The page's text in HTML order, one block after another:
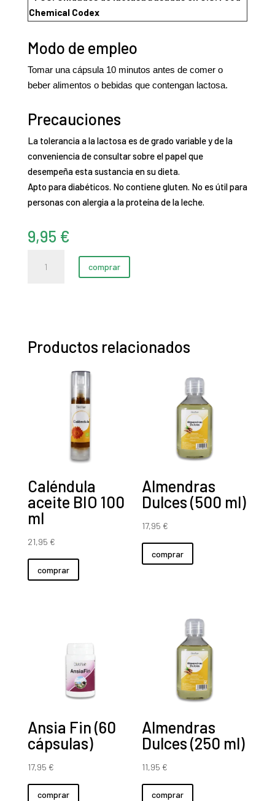
Chemical Codex
Modo de empleo
Tomar una cápsula 10 minutos antes de comer o
beber alimentos o bebidas que contengan lactosa.
Precauciones
La tolerancia a la lactosa es de grado variable y de la
conveniencia de consultar sobre el papel que
desempeña esta sustancia en su dieta.
Apto para diabéticos. No contiene gluten. No es útil para
personas con alergia a la proteína de la leche.
9,95 €
comprar
Productos relacionados
Caléndula
aceite BIO 100
ml
21,95 €
comprar
Almendras
Dulces (500 ml)
17,95 €
comprar
Ansia Fin (60
cápsulas)
17,95 €
comprar
Almendras
Dulces (250 ml)
11,95 €
comprar